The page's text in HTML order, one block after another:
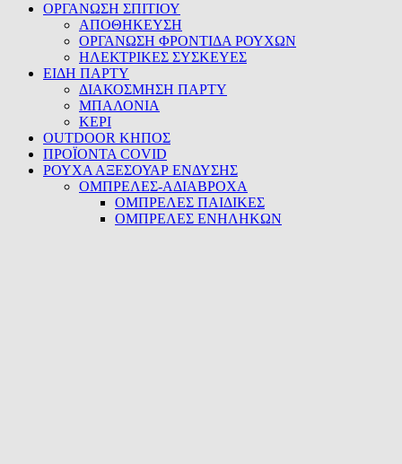
ΟΡΓΑΝΩΣΗ ΣΠΙΤΙΟΥ
ΑΠΟΘΗΚΕΥΣΗ
ΟΡΓΑΝΩΣΗ ΦΡΟΝΤΙΔΑ ΡΟΥΧΩΝ
ΗΛΕΚΤΡΙΚΕΣ ΣΥΣΚΕΥΕΣ
ΕΙΔΗ ΠΑΡΤΥ
ΔΙΑΚΟΣΜΗΣΗ ΠΑΡΤΥ
ΜΠΑΛΟΝΙΑ
ΚΕΡΙ
OUTDOOR ΚΗΠΟΣ
ΠΡΟΪΟΝΤΑ COVID
ΡΟΥΧΑ ΑΞΕΣΟΥΑΡ ΕΝΔΥΣΗΣ
ΟΜΠΡΕΛΕΣ-ΑΔΙΑΒΡΟΧΑ
ΟΜΠΡΕΛΕΣ ΠΑΙΔΙΚΕΣ
ΟΜΠΡΕΛΕΣ ΕΝΗΛΗΚΩΝ